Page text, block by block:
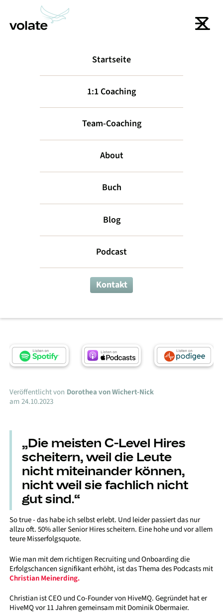
Startseite
1:1 Coaching
Team-Coaching
About
Buch
Blog
Podcast
Kontakt
Erfolgsfaktoren
beim C-Level-
Veröffentlicht von Dorothea von Wichert-Nick
am24.10.2023
„Die meisten C-Level Hires
scheitern, weil die Leute
nicht miteinander können,
nicht weil sie fachlich nicht
gut sind.“
So true - das habe ich selbst erlebt. Und leider passiert das nur
allzu oft. 50% aller Senior Hires scheitern. Eine hohe und vor allem
teure Misserfolgsquote.
Wie man mit dem richtigen Recruiting und Onboarding die
Erfolgschancen signifikant erhöht, ist das Thema des Podcasts mit
Christian Meinerding.
Christian ist CEO und Co-Founder von HiveMQ. Gegründet hat er
HiveMQ vor 11 Jahren gemeinsam mit Dominik Obermaier.